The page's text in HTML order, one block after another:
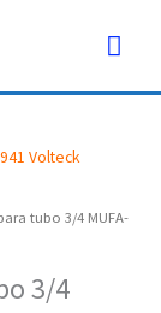
tubo 3/4 MUFA-
3/4